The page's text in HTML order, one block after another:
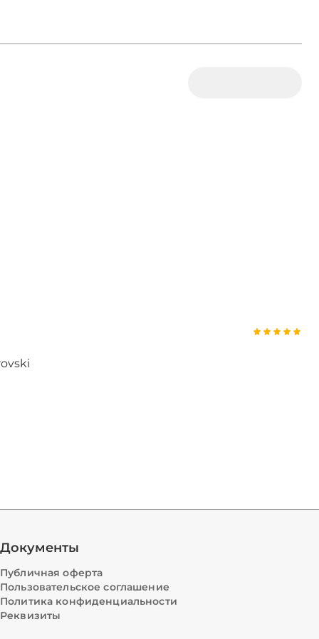
Документы
Публичная оферта
Пользовательское соглашение
Политика конфиденциальности
Реквизиты